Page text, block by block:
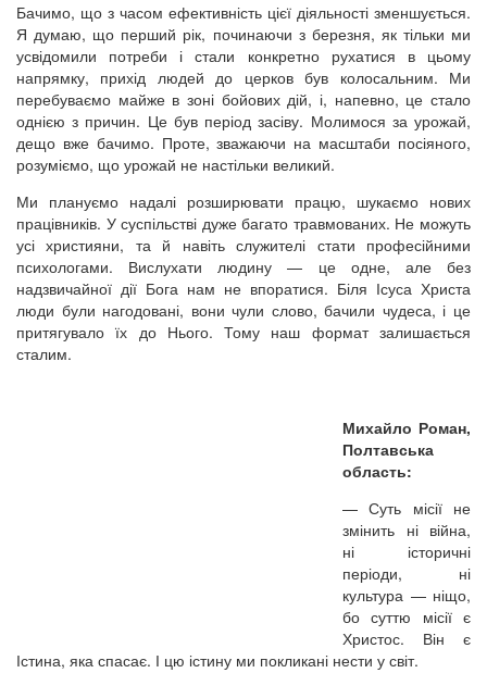
Бачимо, що з часом ефективність цієї діяльності зменшується.
Я думаю, що перший рік, починаючи з березня, як тільки ми
усвідомили потреби і стали конкретно рухатися в цьому
напрямку, прихід людей до церков був колосальним. Ми
перебуваємо майже в зоні бойових дій, і, напевно, це стало
однією з причин. Це був період засіву. Молимося за урожай,
дещо вже бачимо. Проте, зважаючи на масштаби посіяного,
розуміємо, що урожай не настільки великий.
Ми плануємо надалі розширювати працю, шукаємо нових
працівників. У суспільстві дуже багато травмованих. Не можуть
усі християни, та й навіть служителі стати професійними
психологами. Вислухати людину — це одне, але без
надзвичайної дії Бога нам не впоратися. Біля Ісуса Христа
люди були нагодовані, вони чули слово, бачили чудеса, і це
притягувало їх до Нього. Тому наш формат залишається
сталим.
Михайло Роман,
Полтавська
область:
—Суть місії не
змінить ні війна,
ні історичні
періоди, ні
культура — ніщо,
бо суттю місії є
Христос. Він є
Істина, яка спасає. І цю істину ми покликані нести у світ.